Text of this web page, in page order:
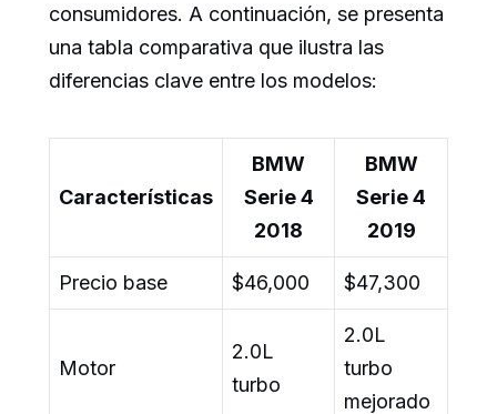
consumidores. A continuación, se presenta
una tabla comparativa que ilustra las
diferencias clave entre los modelos:
Características
BMW
Serie 4
2018
BMW
Serie 4
2019
Precio base $46,000 $47,300
Motor
2.0L
turbo
2.0L
turbo
mejorado